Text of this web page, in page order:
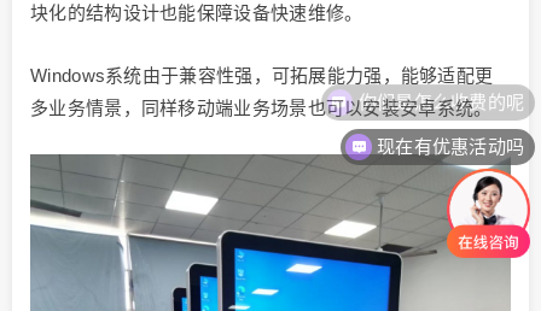
块化的结构设计也能保障设备快速维修。
Windows系统由于兼容性强，可拓展能力强，能够适配更
多业务情景，同样移动端业务场景也可以安装安卓系统。
现在有优惠活动吗